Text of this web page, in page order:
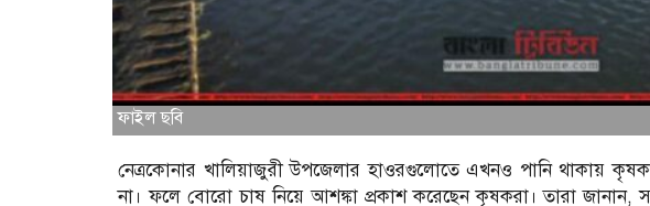
ফাইল ছবি
নেত্রকোনার খালিয়াজুরী উপজেলার হাওরগুলোতে এখনও পানি থাকায়
না। ফলে বোরো চাষ নিয়ে আশঙ্কা প্রকাশ করেছেন কৃষকরা। তারা